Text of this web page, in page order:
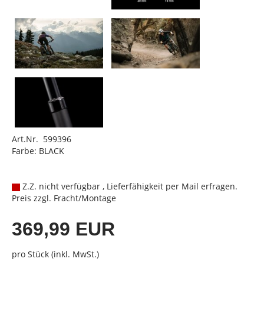
Art.Nr. 599396
Farbe: BLACK
Z.Z. nicht verfügbar , Lieferfähigkeit per Mail erfragen.
Preis zzgl. Fracht/Montage
369,99 EUR
pro Stück (inkl. MwSt.)